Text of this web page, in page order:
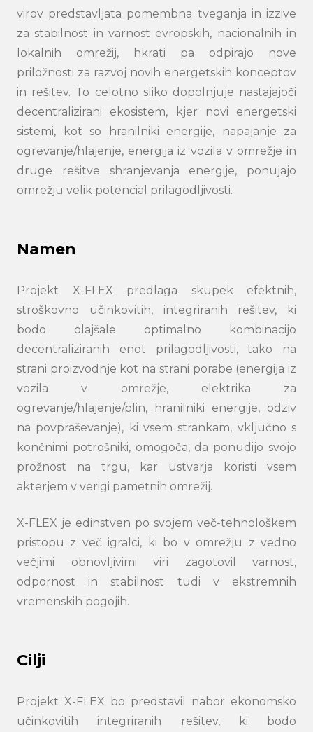
virov predstavljata pomembna tveganja in izzive
za stabilnost in varnost evropskih, nacionalnih in
lokalnih omrežij, hkrati pa odpirajo nove
priložnosti za razvoj novih energetskih konceptov
in rešitev. To celotno sliko dopolnjuje nastajajoči
decentralizirani ekosistem, kjer novi energetski
sistemi, kot so hranilniki energije, napajanje za
ogrevanje/hlajenje, energija iz vozila v omrežje in
druge rešitve shranjevanja energije, ponujajo
omrežju velik potencial prilagodljivosti.
Namen
Projekt X-FLEX predlaga skupek efektnih,
stroškovno učinkovitih, integriranih rešitev, ki
bodo olajšale optimalno kombinacijo
decentraliziranih enot prilagodljivosti, tako na
strani proizvodnje kot na strani porabe (energija iz
vozila v omrežje, elektrika za
ogrevanje/hlajenje/plin, hranilniki energije, odziv
na povpraševanje), ki vsem strankam, vključno s
končnimi potrošniki, omogoča, da ponudijo svojo
prožnost na trgu, kar ustvarja koristi vsem
akterjem v verigi pametnih omrežij.
X-FLEX je edinstven po svojem več-tehnološkem
pristopu z več igralci, ki bo v omrežju z vedno
večjimi obnovljivimi viri zagotovil varnost,
odpornost in stabilnost tudi v ekstremnih
vremenskih pogojih.
Cilji
Projekt X-FLEX bo predstavil nabor ekonomsko
učinkovitih integriranih rešitev, ki bodo